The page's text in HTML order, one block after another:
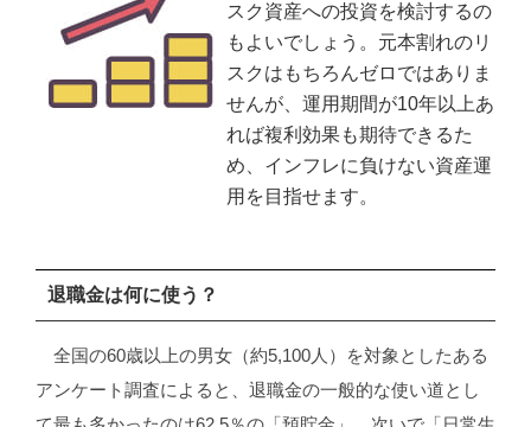
スク資産への投資を検討するの
もよいでしょう。元本割れのリ
スクはもちろんゼロではありま
せんが、運用期間が10年以上あ
れば複利効果も期待できるた
め、インフレに負けない資産運
用を目指せます。
退職金は何に使う？
全国の60歳以上の男女（約5,100人）を対象としたある
アンケート調査によると、退職金の一般的な使い道とし